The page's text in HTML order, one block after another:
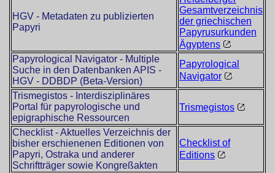
HGV - Metadaten zu publizierten
Papyri
Gesamtverzeichnis
der griechischen
Papyrusurkunden
Ägyptens
Papyrological Navigator - Multiple
Suche in den Datenbanken APIS -
HGV - DDBDP (Beta-Version)
Papyrological
Navigator
Trismegistos - Interdisziplinäres
Portal für papyrologische und
epigraphische Ressourcen
Trismegistos
Checklist - Aktuelles Verzeichnis der
bisher erschienenen Editionen von
Papyri, Ostraka und anderer
Schriftträger sowie Kongreßakten
Checklist of
Editions